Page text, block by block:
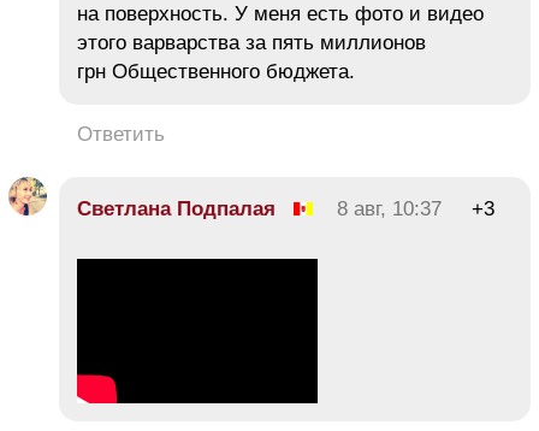
на поверхность. У меня есть фото и видео
этого варварства за пять миллионов
грн Общественного бюджета.
Ответить
Светлана Подпалая 8 авг, 10:37 +3